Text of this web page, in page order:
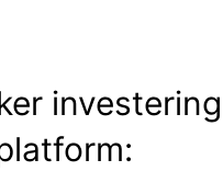
investering